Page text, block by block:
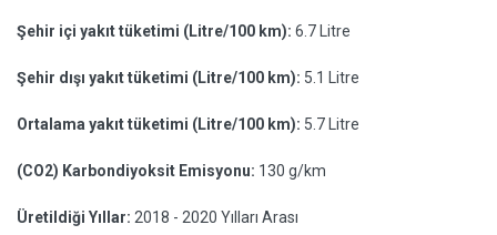
Şehir içi yakıt tüketimi (Litre/100 km): 6.7 Litre
Şehir dışı yakıt tüketimi (Litre/100 km): 5.1 Litre
Ortalama yakıt tüketimi (Litre/100 km): 5.7 Litre
(CO2) Karbondiyoksit Emisyonu: 130 g/km
Üretildiği Yıllar: 2018 - 2020 Yılları Arası